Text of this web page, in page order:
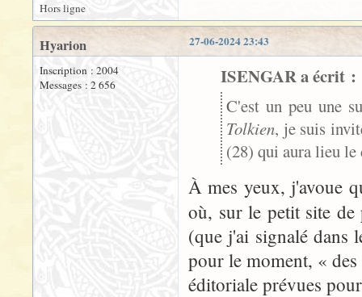
Hors ligne
27-06-2024 23:43
Hyarion
Inscription : 2004
Messages : 2 656
ISENGAR a écrit :
C'est un peu une
Tolkien, je suis
(28) qui aura lieu le
À mes yeux, j'avoue
où, sur le petit site
(que j'ai signalé dans
pour le moment, « des
éditoriale prévues